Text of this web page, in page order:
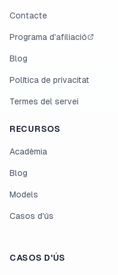
Contacte
Programa d'afiliació
Blog
Política de privacitat
Termes del servei
RECURSOS
Acadèmia
Blog
Models
Casos d'ús
CASOS D'ÚS